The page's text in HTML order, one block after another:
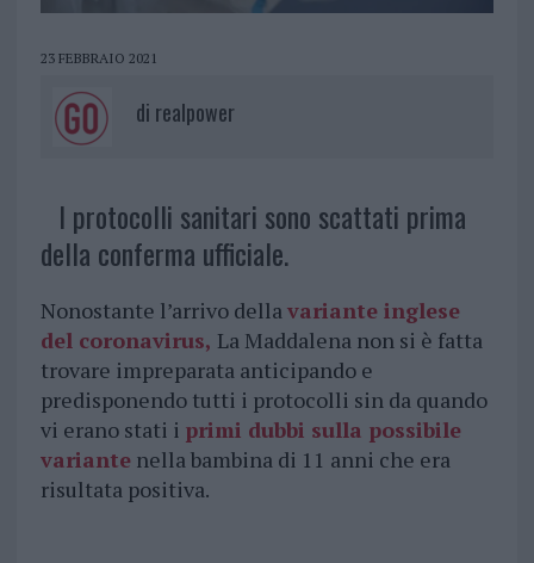
23 FEBBRAIO 2021
di realpower
I protocolli sanitari sono scattati prima
della conferma ufficiale.
Nonostante l’arrivo dellavariante inglese
del coronavirus, La Maddalena non si è fatta
trovare impreparata anticipando e
predisponendo tutti i protocolli sin da quando
vi erano stati i primi dubbi sulla possibile
variantenella bambina di 11 anni che era
risultata positiva.